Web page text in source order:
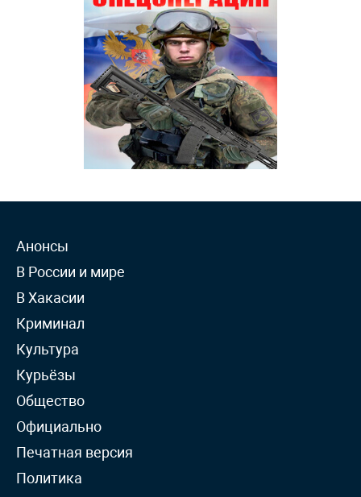
Анонсы
В России и мире
В Хакасии
Криминал
Культура
Курьёзы
Общество
Официально
Печатная версия
Политика